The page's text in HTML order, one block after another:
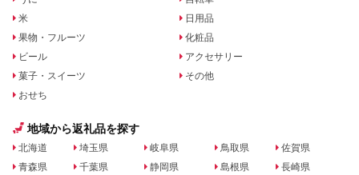
米
果物・フルーツ
ビール
菓子・スイーツ
おせち
日用品
化粧品
アクセサリー
その他
地域から返礼品を探す
北海道
青森県
埼玉県
千葉県
岐阜県
静岡県
鳥取県
島根県
佐賀県
長崎県